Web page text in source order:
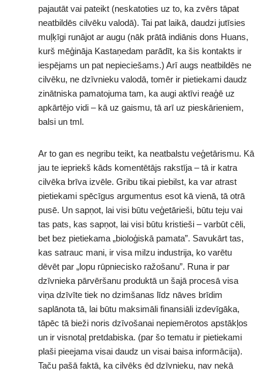
pajautāt vai pateikt (neskatoties uz to, ka zvērs tāpat
neatbildēs cilvēku valodā). Tai pat laikā, daudzi jutīsies
muļķīgi runājot ar augu (nāk prātā indiānis dons Huans,
kurš mēģināja Kastaņedam parādīt, ka šis kontakts ir
iespējams un pat nepieciešams.) Arī augs neatbildēs ne
cilvēku, ne dzīvnieku valodā, tomēr ir pietiekami daudz
zinātniska pamatojuma tam, ka augi aktīvi reaģē uz
apkārtējo vidi – kā uz gaismu, tā arī uz pieskārieniem,
balsi un tml.
Ar to gan es negribu teikt, ka neatbalstu veģetārismu. Kā
jau te iepriekš kāds komentētājs rakstīja – tā ir katra
cilvēka brīva izvēle. Gribu tikai piebilst, ka var atrast
pietiekami spēcīgus argumentus esot kā vienā, tā otrā
pusē. Un sapņot, lai visi būtu veģetārieši, būtu teju vai
tas pats, kas sapņot, lai visi būtu kristieši – varbūt cēli,
bet bez pietiekama „bioloģiskā pamata”. Savukārt tas,
kas satrauc mani, ir visa milzu industrija, ko varētu
dēvēt par „lopu rūpniecisko ražošanu”. Runa ir par
dzīvnieka pārvēršanu produktā un šajā procesā visa
viņa dzīvīte tiek no dzimšanas līdz nāves brīdim
saplānota tā, lai būtu maksimāli finansiāli izdevīgāka,
tāpēc tā bieži noris dzīvošanai nepiemērotos apstākļos
un ir visnotaļ pretdabiska. (par šo tematu ir pietiekami
plaši pieejama visai daudz un visai baisa informācija).
Taču pašā faktā, ka cilvēks ēd dzīvnieku, nav nekā